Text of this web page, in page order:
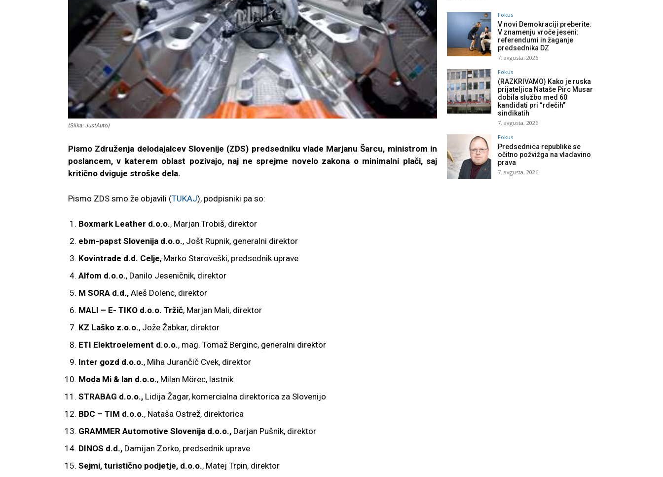
(Slika: JustAuto)
Pismo Združenja delodajalcev Slovenije (ZDS) predsedniku vlade Marjanu Šarcu, ministrom in
poslancem, v katerem oblast pozivajo, naj ne sprejme novelo zakona o minimalni plači, saj
kritično dviguje stroške dela.
Pismo ZDS smo že objavili (TUKAJ), podpisniki pa so:
Boxmark Leather d.o.o., Marjan Trobiš, direktor
ebm-papst Slovenija d.o.o., Jošt Rupnik, generalni direktor
Kovintrade d.d. Celje, Marko Staroveški, predsednik uprave
Alfom d.o.o., Danilo Jeseničnik, direktor
M SORA d.d., Aleš Dolenc, direktor
MALI – E- TIKO d.o.o. Tržič, Marjan Mali, direktor
KZ Laško z.o.o., Jože Žabkar, direktor
ETI Elektroelement d.o.o., mag. Tomaž Berginc, generalni direktor
Inter gozd d.o.o., Miha Jurančič Cvek, direktor
Moda Mi & lan d.o.o., Milan Mörec, lastnik
STRABAG d.o.o., Lidija Žagar, komercialna direktorica za Slovenijo
BDC – TIM d.o.o., Nataša Ostrež, direktorica
GRAMMER Automotive Slovenija d.o.o., Darjan Pušnik, direktor
DINOS d.d., Damijan Zorko, predsednik uprave
Sejmi, turistično podjetje, d.o.o., Matej Trpin, direktor
Fokus
V novi Demokraciji preberite:
V znamenju vroče jeseni:
referendumi in žaganje
predsednika DZ
7. avgusta, 2026
Fokus
(RAZKRIVAMO) Kako je ruska
prijateljica Nataše Pirc Musar
dobila službo med 60
kandidati pri “rdečih”
sindikatih
7. avgusta, 2026
Fokus
Predsednica republike se
očitno požvižga na vladavino
prava
7. avgusta, 2026